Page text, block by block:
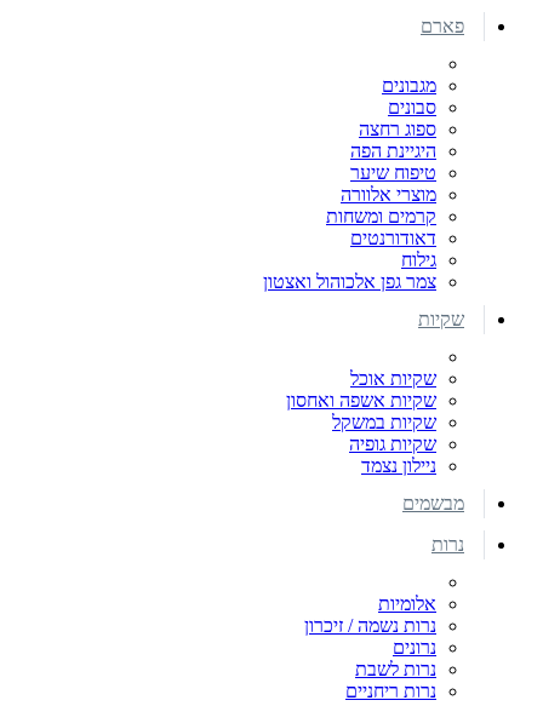
פארם
מגבונים
סבונים
ספוג רחצה
היגיינת הפה
טיפוח שיער
מוצרי אלוורה
קרמים ומשחות
דאודורנטים
גילוח
צמר גפן אלכוהול ואצטון
שקיות
שקיות אוכל
שקיות אשפה ואחסון
שקיות במשקל
שקיות גופיה
ניילון נצמד
מבשמים
נרות
אלומיות
נרות נשמה / זיכרון
נרונים
נרות לשבת
נרות ריחניים